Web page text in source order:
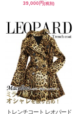
39,000円(税別)
トレンチコート レオパード